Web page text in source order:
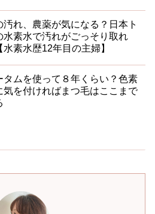
汚れ、農薬が気になる？日本ト
水素水で汚れがごっそり取れ
水素水歴12年目の主婦】
タムを使って８年くらい？色素
気を付ければまつ毛はここまで